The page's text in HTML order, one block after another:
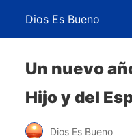
Dios Es Bueno
Un nuevo
Hijo y del
Dios Es Bueno